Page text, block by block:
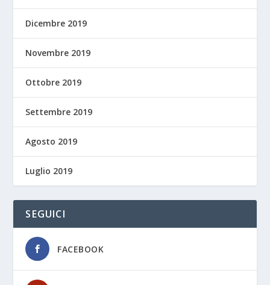
Dicembre 2019
Novembre 2019
Ottobre 2019
Settembre 2019
Agosto 2019
Luglio 2019
SEGUICI
FACEBOOK